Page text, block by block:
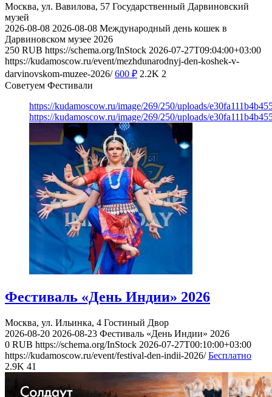
Москва, ул. Вавилова, 57 Государственный Дарвиновский
музей
2026-08-08 2026-08-08 Международный день кошек в
Дарвиновском музее 2026
250 RUB https://schema.org/InStock 2026-07-27T09:04:00+03:00
https://kudamoscow.ru/event/mezhdunarodnyj-den-koshek-v-
darvinovskom-muzee-2026/ 600 ₽ 2.2K 2
Советуем Фестивали
https://kudamoscow.ru/image/269/250/uploads/
https://kudamoscow.ru/image/269/250/uploads/
Фестиваль «День Индии» 2026
Москва, ул. Ильинка, 4 Гостиный Двор
2026-08-20 2026-08-23 Фестиваль «День Индии» 2026
0 RUB https://schema.org/InStock 2026-07-27T00:10:00+03:00
https://kudamoscow.ru/event/festival-den-indii-2026/ Бесплатно
2.9K 41